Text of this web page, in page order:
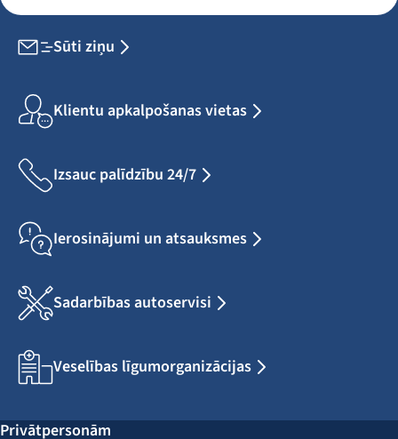
Sūti ziņu
Klientu apkalpošanas vietas
Izsauc palīdzību 24/7
Ierosinājumi un atsauksmes
Sadarbības autoservisi
Veselības līgumorganizācijas
Privātpersonām